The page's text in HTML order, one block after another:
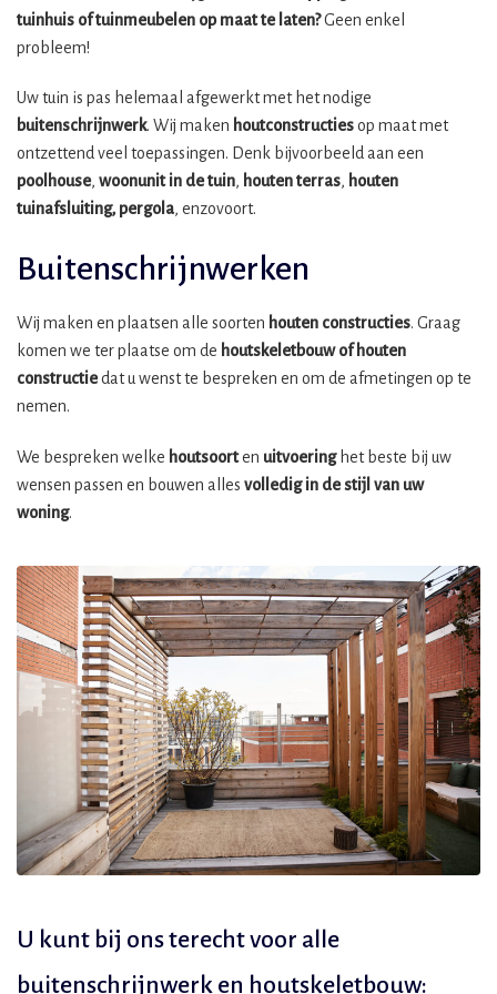
tuinhuis of tuinmeubelen op maat te laten?Geen enkel
probleem!
Uw tuin is pas helemaal afgewerkt met het nodige
buitenschrijnwerk. Wij maken houtconstructiesop maat met
ontzettend veel toepassingen. Denk bijvoorbeeld aan een
poolhouse, woonunit in de tuin, houten terras, houten
tuinafsluiting, pergola, enzovoort.
Buitenschrijnwerken
Wij maken en plaatsen alle soorten houten constructies. Graag
komen we ter plaatse om de houtskeletbouw of houten
constructiedat u wenst te bespreken en om de afmetingen op te
nemen.
We bespreken welke houtsoorten uitvoeringhet beste bij uw
wensen passen en bouwen alles volledig in de stijl van uw
woning.
U kunt bij ons terecht voor alle
buitenschrijnwerk en houtskeletbouw: